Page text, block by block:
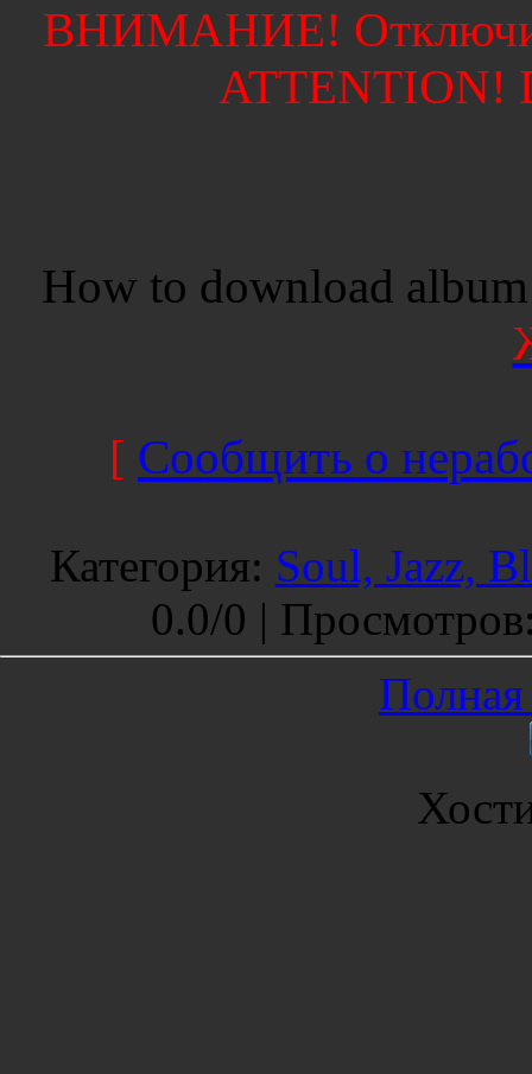
ВНИМАНИЕ!
ATTENTION!
How to download
[ Сообщить о
Категория: Soul, Jazz,
0.0/0 | Просмотров
Полная